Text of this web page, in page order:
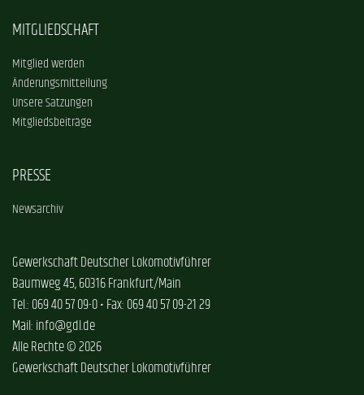
MITGLIEDSCHAFT
Mitglied werden
Änderungsmitteilung
Unsere Satzungen
Mitgliedsbeiträge
PRESSE
Newsarchiv
Gewerkschaft Deutscher Lokomotivführer
Baumweg 45, 60316 Frankfurt/Main
Tel.: 069 40 57 09-0 • Fax: 069 40 57 09-21 29
Mail: info@gdl.de
Alle Rechte © 2026
Gewerkschaft Deutscher Lokomotivführer